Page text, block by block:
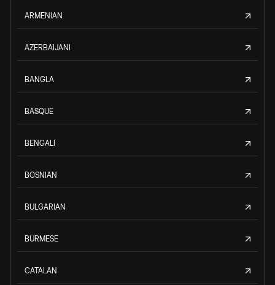
ARMENIAN
AZERBAIJANI
BANGLA
BASQUE
BENGALI
BOSNIAN
BULGARIAN
BURMESE
CATALAN